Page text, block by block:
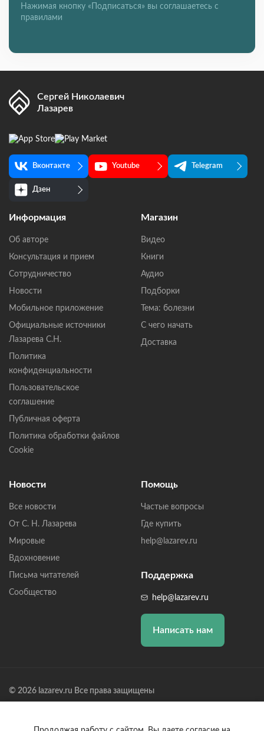
Нажимая кнопку «Подписаться» вы соглашаетесь с
правилами
Сергей Николаевич
Лазарев
Вконтакте Youtube Telegram
Дзен
Информация
Об авторе
Консультация и прием
Сотрудничество
Новости
Мобильное приложение
Официальные источники
Лазарева С.Н.
Политика
конфиденциальности
Пользовательское
соглашение
Публичная оферта
Политика обработки файлов
Cookie
Магазин
Видео
Книги
Аудио
Подборки
Тема: болезни
С чего начать
Доставка
Новости
Все новости
От С. Н. Лазарева
Мировые
Вдохновение
Письма читателей
Сообщество
Помощь
Частые вопросы
Где купить
help@lazarev.ru
Поддержка
help@lazarev.ru
Написать нам
© 2026 lazarev.ru Все права защищены
Банк: ОАО "АЛЬФА-БАНК" БИК: 044525593, К/С: